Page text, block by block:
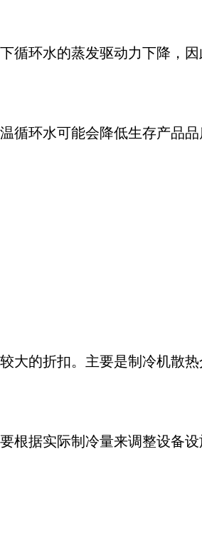
循环水的蒸发驱动力下降，
循环水可能会降低生存产品品
大的折扣。主要是制冷机散
根据实际制冷量来调整设备